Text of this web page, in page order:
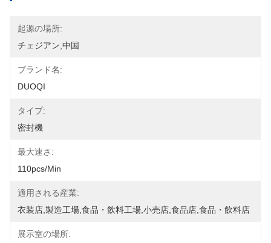
起源の場所:
チェジアン,中国
ブランド名:
DUOQI
タイプ:
密封機
最大速さ:
110pcs/min
適用される産業:
衣装店,製造工場,食品・飲料工場,小売店,食品店,食品・飲料店
展示室の場所: